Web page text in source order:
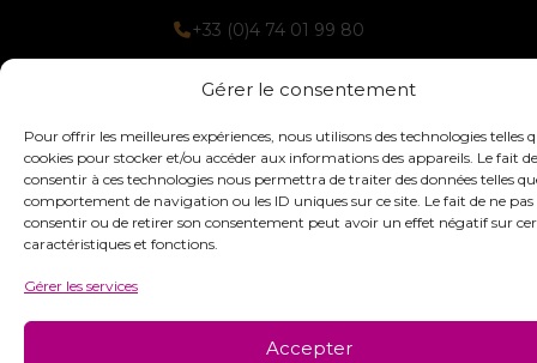
Gérer le consentement
Pour offrir les meilleures expériences, nous utilisons des technologies telles
cookies pour stocker et/ou accéder aux informations des appareils. Le fait de
consentir à ces technologies nous permettra de traiter des données telles
comportement de navigation ou les ID uniques sur ce site. Le fait de ne pas
consentir ou de retirer son consentement peut avoir un effet négatif sur
caractéristiques et fonctions.
Gérer les services
Accepter
+33 (0)4 74 01 99 80
© 2026 Interstiss Loisirs Créatifs. Tous droits réservés.